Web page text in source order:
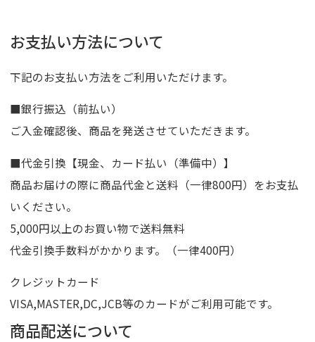
お支払い方法について
下記のお支払い方法をご利用いただけます。
■銀行振込（前払い）
ご入金確認後、商品を発送させていただきます。
■代金引換【現金、カード払い（準備中）】
商品お届けの際に商品代金と送料（一律800円）をお支払
いください。
5,000円以上のお買い物で送料無料
代金引換手数料がかかります。（一律400円）
クレジットカード
VISA,MASTER,DC,JCB等のカードがご利用可能です。
商品配送について